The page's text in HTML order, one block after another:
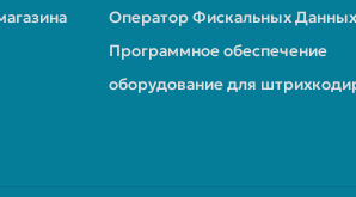
Оператор Фискальных Данных
Программное обеспечение
оборудование для